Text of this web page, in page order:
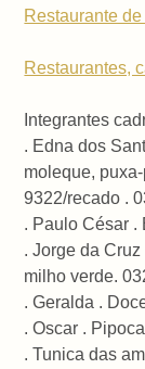
Restaurante
Restaurantes,
Integrantes
. Edna dos
moleque,
9322/recado .
. Paulo César .
. Jorge da
milho verde.
. Geralda .
. Oscar .
. Tunica das